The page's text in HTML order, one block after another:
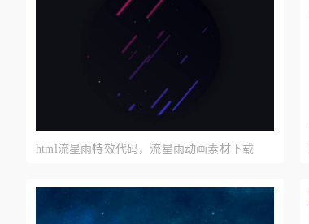
html流星雨特效代码，流星雨动画素材下载